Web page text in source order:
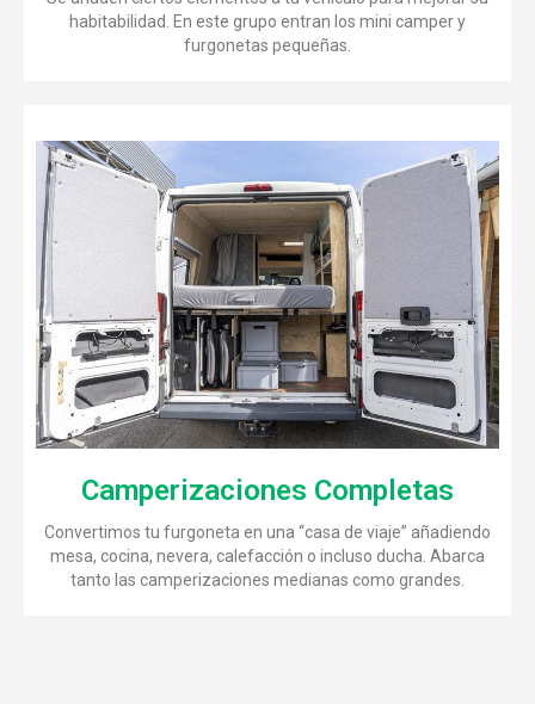
habitabilidad. En este grupo entran los mini camper y
furgonetas pequeñas.
Camperizaciones Completas
Convertimos tu furgoneta en una “casa de viaje” añadiendo
mesa, cocina, nevera, calefacción o incluso ducha. Abarca
tanto las camperizaciones medianas como grandes.